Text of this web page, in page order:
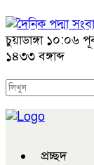
চুয়াডাঙ্গা ১০:০৬
১৪৩৩ বঙ্গাব্দ
প্রচ্ছদ